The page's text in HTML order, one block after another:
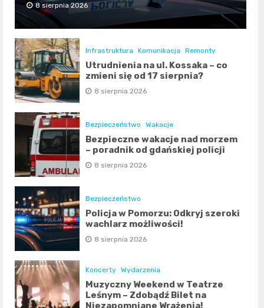
8 sierpnia 2026
Infrastruktura Komunikacja Remonty
Utrudnienia na ul. Kossaka – co
zmieni się od 17 sierpnia?
8 sierpnia 2026
Bezpieczeństwo Wakacje
Bezpieczne wakacje nad morzem
– poradnik od gdańskiej policji
8 sierpnia 2026
Bezpieczeństwo
Policja w Pomorzu: Odkryj szeroki
wachlarz możliwości!
8 sierpnia 2026
Koncerty Wydarzenia
Muzyczny Weekend w Teatrze
Leśnym – Zdobądź Bilet na
Niezapomniane Wrażenia!